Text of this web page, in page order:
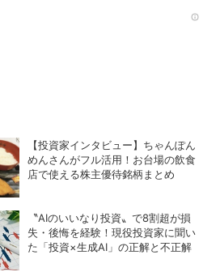
【投資家インタビュー】ちゃんぽん
めんさんがフル活用！お台場の飲食
店で使える株主優待銘柄まとめ
〝AIのいいなり投資〟で8割超が損
失・後悔を経験！現役投資家に聞い
た「投資×生成AI」の正解と不正解